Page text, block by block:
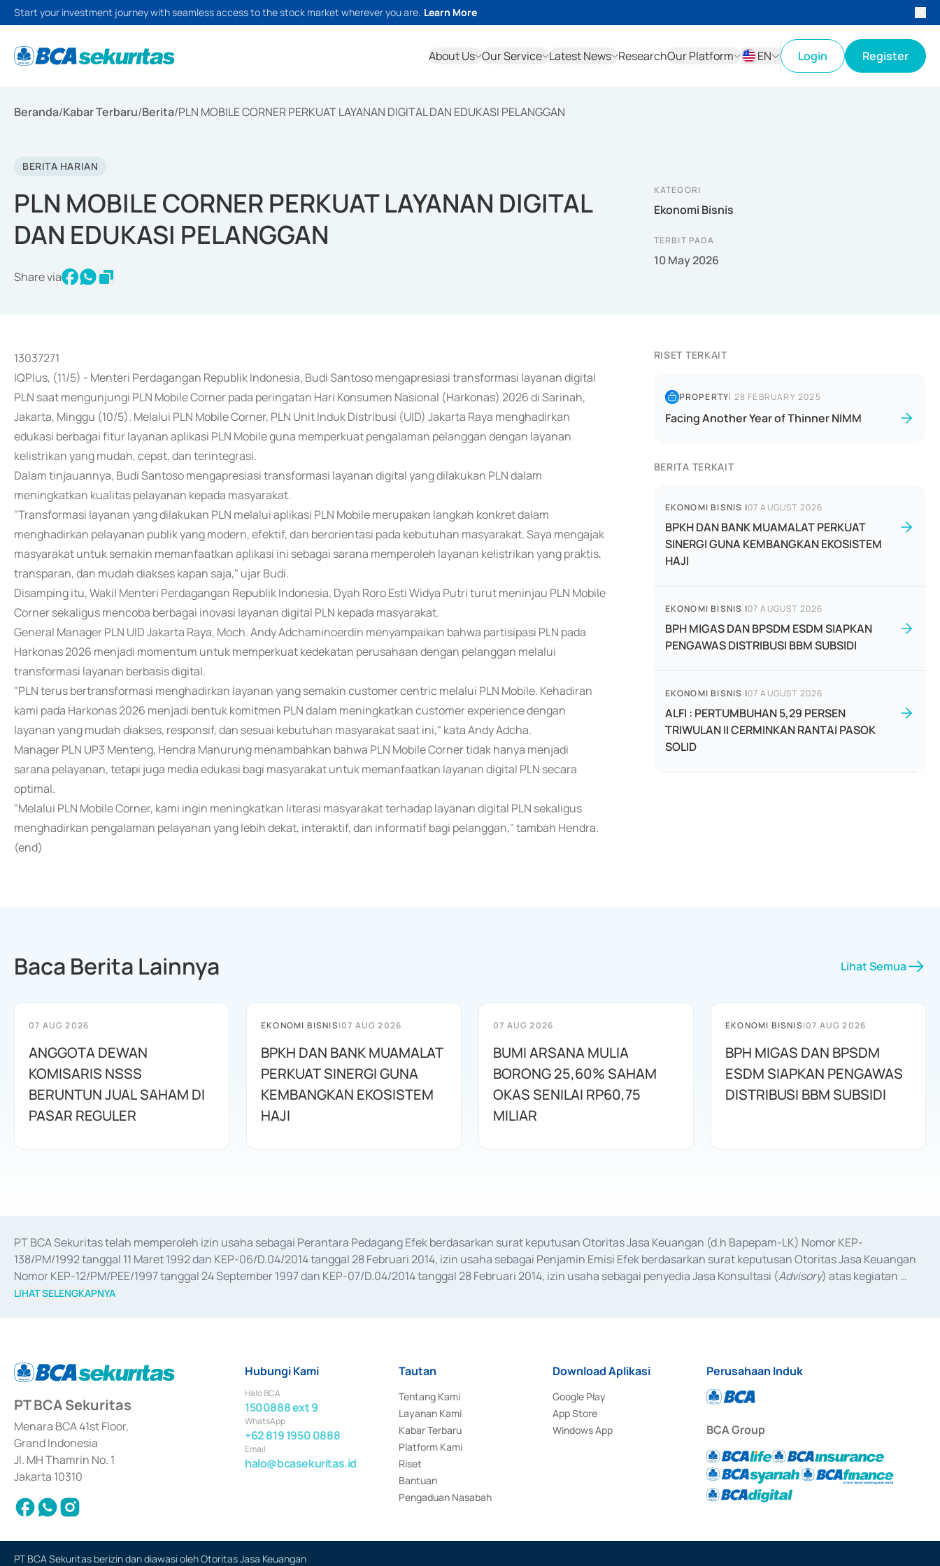
Start your investment journey with seamless access to the stock market wherever you are. Learn More
About Us Our Service Latest News ResearchOur Platform
EN
Login Register
Beranda/Kabar Terbaru/Berita/PLN MOBILE CORNER PERKUAT LAYANAN DIGITAL DAN EDUKASI PELANGGAN
BERITA HARIAN
PLN MOBILE CORNER PERKUAT LAYANAN DIGITAL
DAN EDUKASI PELANGGAN
Share via
KATEGORI
Ekonomi Bisnis
TERBIT PADA
10 May 2026
13037271
IQPlus, (11/5) - Menteri Perdagangan Republik Indonesia, Budi Santoso mengapresiasi transformasi layanan digital
PLN saat mengunjungi PLN Mobile Corner pada peringatan Hari Konsumen Nasional (Harkonas) 2026 di Sarinah,
Jakarta, Minggu (10/5). Melalui PLN Mobile Corner, PLN Unit Induk Distribusi (UID) Jakarta Raya menghadirkan
edukasi berbagai fitur layanan aplikasi PLN Mobile guna memperkuat pengalaman pelanggan dengan layanan
kelistrikan yang mudah, cepat, dan terintegrasi.
Dalam tinjauannya, Budi Santoso mengapresiasi transformasi layanan digital yang dilakukan PLN dalam
meningkatkan kualitas pelayanan kepada masyarakat.
"Transformasi layanan yang dilakukan PLN melalui aplikasi PLN Mobile merupakan langkah konkret dalam
menghadirkan pelayanan publik yang modern, efektif, dan berorientasi pada kebutuhan masyarakat. Saya mengajak
masyarakat untuk semakin memanfaatkan aplikasi ini sebagai sarana memperoleh layanan kelistrikan yang praktis,
transparan, dan mudah diakses kapan saja," ujar Budi.
Disamping itu, Wakil Menteri Perdagangan Republik Indonesia, Dyah Roro Esti Widya Putri turut meninjau PLN Mobile
Corner sekaligus mencoba berbagai inovasi layanan digital PLN kepada masyarakat.
General Manager PLN UID Jakarta Raya, Moch. Andy Adchaminoerdin menyampaikan bahwa partisipasi PLN pada
Harkonas 2026 menjadi momentum untuk memperkuat kedekatan perusahaan dengan pelanggan melalui
transformasi layanan berbasis digital.
"PLN terus bertransformasi menghadirkan layanan yang semakin customer centric melalui PLN Mobile. Kehadiran
kami pada Harkonas 2026 menjadi bentuk komitmen PLN dalam meningkatkan customer experience dengan
layanan yang mudah diakses, responsif, dan sesuai kebutuhan masyarakat saat ini," kata Andy Adcha.
Manager PLN UP3 Menteng, Hendra Manurung menambahkan bahwa PLN Mobile Corner tidak hanya menjadi
sarana pelayanan, tetapi juga media edukasi bagi masyarakat untuk memanfaatkan layanan digital PLN secara
optimal.
"Melalui PLN Mobile Corner, kami ingin meningkatkan literasi masyarakat terhadap layanan digital PLN sekaligus
menghadirkan pengalaman pelayanan yang lebih dekat, interaktif, dan informatif bagi pelanggan," tambah Hendra.
(end)
RISET TERKAIT
PROPERTY| 28 FEBRUARY 2025
Facing Another Year of Thinner NIMM
BERITA TERKAIT
EKONOMI BISNIS |07 AUGUST 2026
BPKH DAN BANK MUAMALAT PERKUAT
SINERGI GUNA KEMBANGKAN EKOSISTEM
HAJI
EKONOMI BISNIS |07 AUGUST 2026
BPH MIGAS DAN BPSDM ESDM SIAPKAN
PENGAWAS DISTRIBUSI BBM SUBSIDI
EKONOMI BISNIS |07 AUGUST 2026
ALFI : PERTUMBUHAN 5,29 PERSEN
TRIWULAN II CERMINKAN RANTAI PASOK
SOLID
Baca Berita Lainnya Lihat Semua
07 AUG 2026
ANGGOTA DEWAN
KOMISARIS NSSS
BERUNTUN JUAL SAHAM DI
PASAR REGULER
EKONOMI BISNIS|07 AUG 2026
BPKH DAN BANK MUAMALAT
PERKUAT SINERGI GUNA
KEMBANGKAN EKOSISTEM
HAJI
07 AUG 2026
BUMI ARSANA MULIA
BORONG 25,60% SAHAM
OKAS SENILAI RP60,75
MILIAR
EKONOMI BISNIS|07 AUG 2026
BPH MIGAS DAN BPSDM
ESDM SIAPKAN PENGAWAS
DISTRIBUSI BBM SUBSIDI
PT BCA Sekuritas telah memperoleh izin usaha sebagai Perantara Pedagang Efek berdasarkan surat keputusan Otoritas Jasa Keuangan (d.h Bapepam-LK) Nomor KEP-
138/PM/1992 tanggal 11 Maret 1992 dan KEP-06/D.04/2014 tanggal 28 Februari 2014, izin usaha sebagai Penjamin Emisi Efek berdasarkan surat keputusan Otoritas Jasa Keuangan
Nomor KEP-12/PM/PEE/1997 tanggal 24 September 1997 dan KEP-07/D.04/2014 tanggal 28 Februari 2014, izin usaha sebagai penyedia Jasa Konsultasi (Advisory) atas kegiatan
merger, akuisisi, divestasi, dan
LIHAT SELENGKAPNYA
PT BCA Sekuritas
Menara BCA 41st Floor,
Grand Indonesia
Jl. MH Thamrin No. 1
Jakarta 10310
Hubungi Kami
Halo BCA
1500888 ext 9
WhatsApp
+62 819 1950 0888
Email
halo@bcasekuritas.id
Tautan
Tentang Kami
Layanan Kami
Kabar Terbaru
Platform Kami
Riset
Bantuan
Pengaduan Nasabah
Download Aplikasi
Google Play
App Store
Windows App
Perusahaan Induk
BCA Group
PT BCA Sekuritas berizin dan diawasi oleh Otoritas Jasa Keuangan